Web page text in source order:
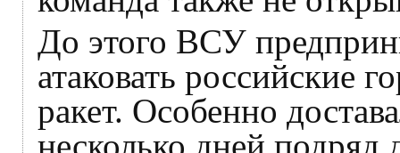
До этого ВСУ
атаковать
ракет. Особенно
несколько дней